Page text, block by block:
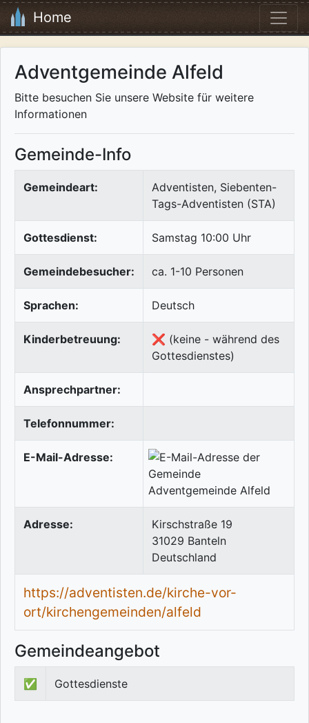
Home
Adventgemeinde Alfeld
Bitte besuchen Sie unsere Website für weitere
Informationen
Gemeinde-Info
Gemeindeart:
Adventisten, Siebenten-
Tags-Adventisten (STA)
Gottesdienst: Samstag 10:00 Uhr
Gemeindebesucher: ca. 1-10 Personen
Sprachen: Deutsch
Kinderbetreuung:
❌ (keine - während des
Gottesdienstes)
Ansprechpartner:
Telefonnummer:
E-Mail-Adresse:
Adresse:
Kirschstraße 19
31029 Banteln
Deutschland
https://adventisten.de/kirche-vor-
ort/kirchengemeinden/alfeld
Gemeindeangebot
✅ Gottesdienste